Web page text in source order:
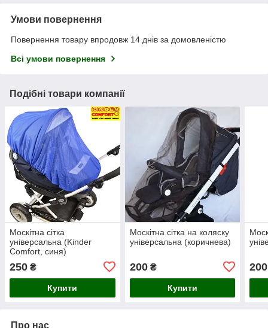
Умови повернення
Повернення товару впродовж 14 днів за домовленістю
Всі умови повернення
Подібні товари компанії
Москітна сітка
універсальна (Kinder
Comfort, синя)
250 ₴
Купити
Москітна сітка на коляску
універсальна (коричнева)
200₴
Купити
200
Про нас